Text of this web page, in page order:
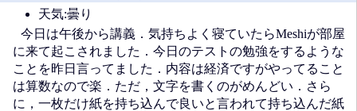
天気:曇り
今日は午後から講義．気持ちよく寝ていたらMeshiが部屋
に来て起こされました．今日のテストの勉強をするような
ことを昨日言ってました．内容は経済ですがやってること
は算数なので楽．ただ，文字を書くのがめんどい．さら
に，一枚だけ紙を持ち込んで良いと言われて持ち込んだ紙